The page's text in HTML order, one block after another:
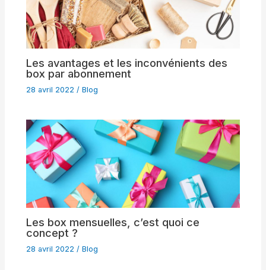
Les avantages et les inconvénients des
box par abonnement
28 avril 2022/Blog
Les box mensuelles, c’est quoi ce
concept ?
28 avril 2022/Blog